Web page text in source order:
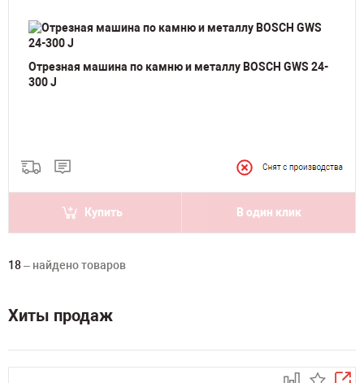
Отрезная машина по камню и металлу BOSCH GWS 24-
300 J
Купить В один клик
18– найдено товаров
Хиты продаж